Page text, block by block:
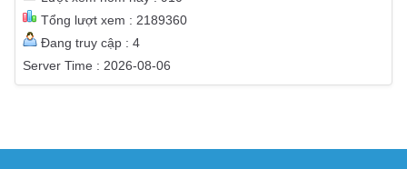
Tháng này : 4443
Năm này : 112277
Tổng truy cập : 197132